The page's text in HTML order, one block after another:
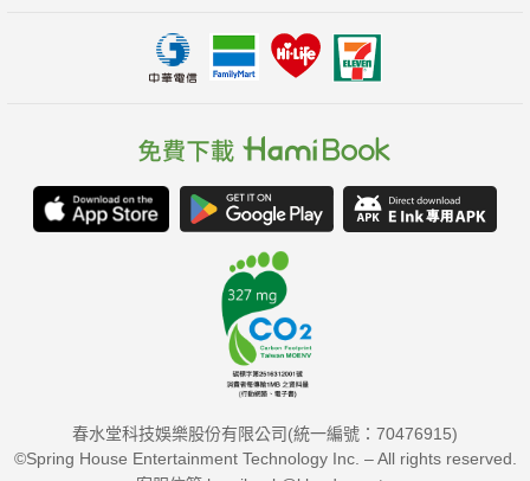
春水堂科技娛樂股份有限公司(統一編號：70476915)
©Spring House Entertainment Technology Inc. – All rights reserved.